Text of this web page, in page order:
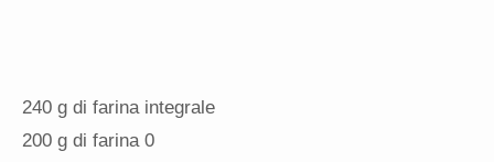
240 g di farina integrale
200 g di farina 0